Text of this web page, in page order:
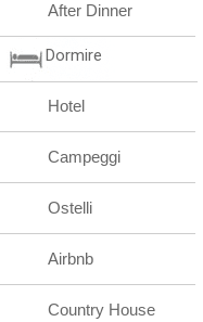
After Dinner
Dormire
Hotel
Campeggi
Ostelli
Airbnb
Country House